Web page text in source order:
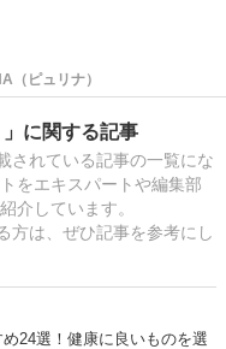
（ピュリナ）
に関する記事
されている記事の一覧にな
をエキスパートや編集部
介しています。
方は、ぜひ記事を参考にし
24選！健康に良いものを選